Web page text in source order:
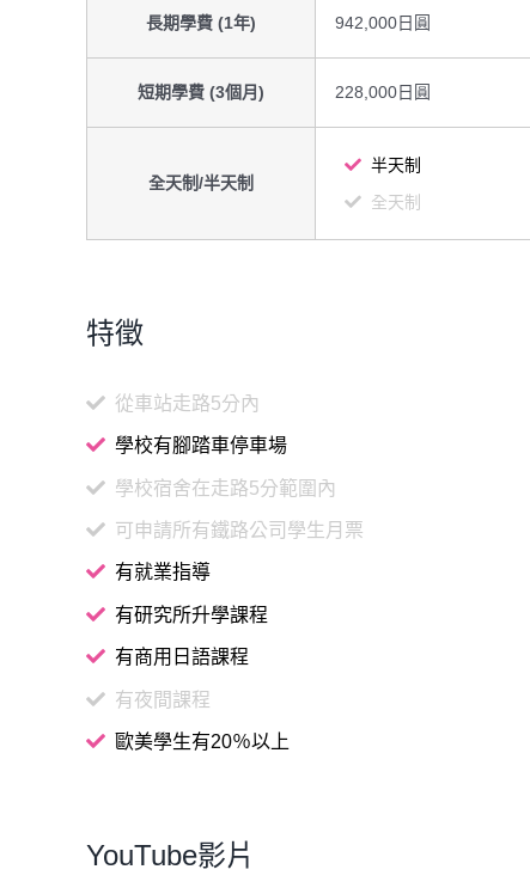
長期學費 (1年) 942,000日圓
短期學費 (3個月) 228,000日圓
全天制/半天制
半天制
全天制
特徵
從車站走路5分內
學校有腳踏車停車場
學校宿舍在走路5分範圍內
可申請所有鐵路公司學生月票
有就業指導
有研究所升學課程
有商用日語課程
有夜間課程
歐美學生有20％以上
YouTube影片